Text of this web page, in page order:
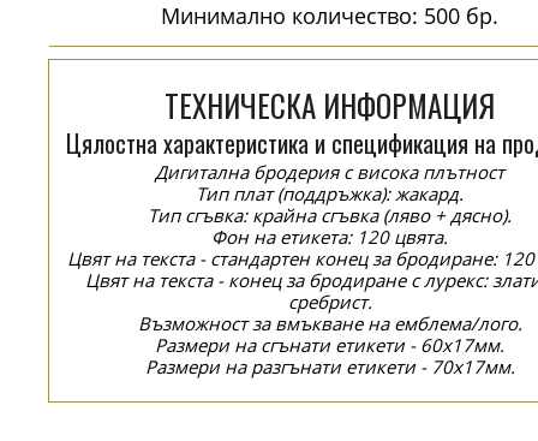
Минимално количество: 500 бр.
ТЕХНИЧЕСКА ИНФОРМАЦИЯ
Цялостна характеристика и спецификация на
Дигитална бродерия с висока плътност
Тип плат (поддръжка): жакард.
Тип сгъвка: крайна сгъвка (ляво + дясно).
Фон на етикета: 120 цвята.
Цвят на текста - стандартен конец за бродиране: 120
Цвят на текста - конец за бродиране с лурекс:
сребрист.
Възможност за вмъкване на емблема/лого.
Размери на сгънати етикети - 60x17мм.
Размери на разгънати етикети - 70x17мм.